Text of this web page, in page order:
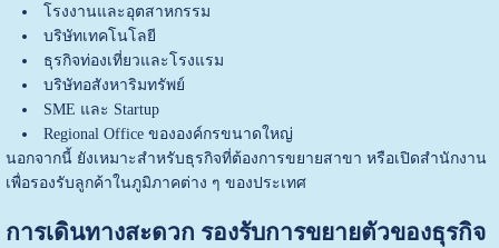
โรงงานและอุตสาหกรรม
บริษัทเทคโนโลยี
ธุรกิจท่องเที่ยวและโรงแรม
บริษัทอสังหาริมทรัพย์
SME และ Startup
Regional Office ขององค์กรขนาดใหญ่
นอกจากนี้ ยังเหมาะสำหรับธุรกิจที่ต้องการขยายสาขา หรือเปิดสำนักงาน
เพื่อรองรับลูกค้าในภูมิภาคต่าง ๆ ของประเทศ
การเดินทางสะดวก รองรับการขยายตัวของธุรกิจ